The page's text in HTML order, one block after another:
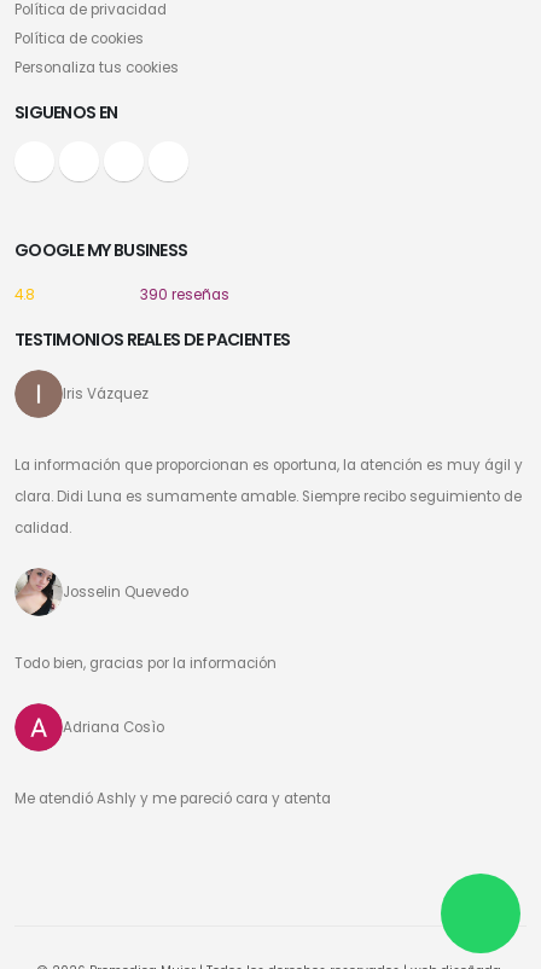
Política de privacidad
Política de cookies
Personaliza tus cookies
SIGUENOS EN
GOOGLE MY BUSINESS
4.8 390 reseñas
TESTIMONIOS REALES DE PACIENTES
Iris Vázquez
La información que proporcionan es oportuna, la atención es muy ágil y
clara. Didi Luna es sumamente amable. Siempre recibo seguimiento de
calidad.
Josselin Quevedo
Todo bien, gracias por la información
Adriana Cosìo
Me atendió Ashly y me pareció cara y atenta